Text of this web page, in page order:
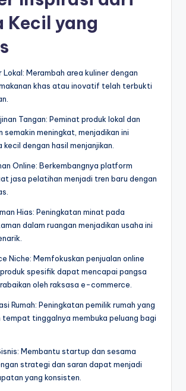
Kecil yang
Lokal: Merambah area kuliner dengan
khas atau inovatif telah terbukti
Tangan: Peminat produk lokal dan
semakin meningkat, menjadikan ini
dengan hasil menjanjikan.
Online: Berkembangnya platform
jasa pelatihan menjadi tren baru dengan
Hias: Peningkatan minat pada
dalam ruangan menjadikan usaha ini
Niche: Memfokuskan penjualan online
spesifik dapat mencapai pangsa
oleh raksasa e-commerce.
Rumah: Peningkatan pemilik rumah yang
tempat tinggalnya membuka peluang bagi
Membantu startup dan sesama
strategi dan saran dapat menjadi
yang konsisten.